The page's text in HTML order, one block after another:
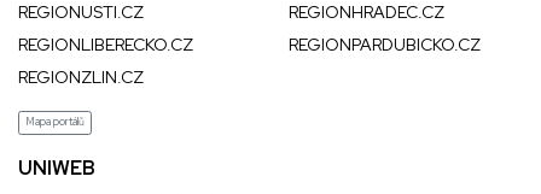
REGIONUSTI.CZ
REGIONHRADEC.CZ
REGIONLIBERECKO.CZ
REGIONPARDUBICKO.CZ
REGIONZLIN.CZ
Mapa portálů
UNIWEB